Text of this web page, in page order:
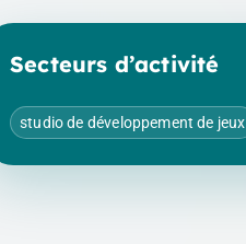
Secteurs d’activité
studio de développement de jeux